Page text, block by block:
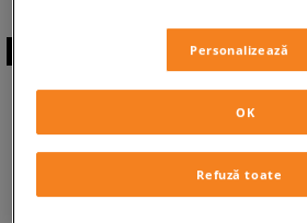
ABONEAZĂ-TE LA
NEWSLETTER
Personalizează
Refuză toate
OK